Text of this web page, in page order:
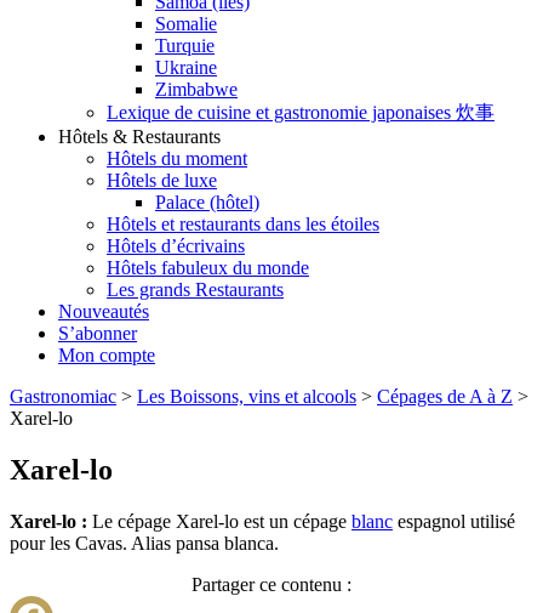
Somalie
Turquie
Ukraine
Zimbabwe
Lexique de cuisine et gastronomie japonaises 炊事
Hôtels & Restaurants
Hôtels du moment
Hôtels de luxe
Palace (hôtel)
Hôtels et restaurants dans les étoiles
Hôtels d’écrivains
Hôtels fabuleux du monde
Les grands Restaurants
Nouveautés
S’abonner
Mon compte
Gastronomiac > Les Boissons, vins et alcools > Cépages de A à Z >
Xarel-lo
Xarel-lo
Xarel-lo : Le cépage Xarel-lo est un cépage blanc espagnol utilisé
pour les Cavas. Alias pansa blanca.
Partager ce contenu :